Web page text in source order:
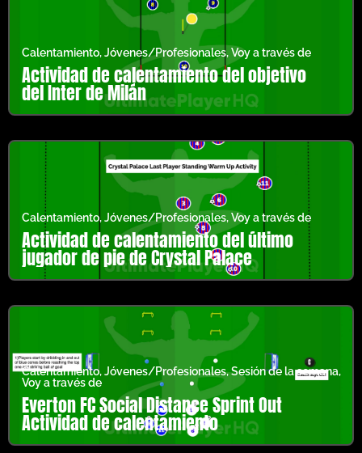
Calentamiento,Jóvenes/Profesionales,Voy a través de
Actividad de calentamiento del objetivo
del Inter de Milán
Calentamiento,Jóvenes/Profesionales,Voy a través de
Actividad de calentamiento del último
jugador de pie de Crystal Palace
Calentamiento,Jóvenes/Profesionales,Sesión de la semana,
Voy a través de
Everton FC Social Distance Sprint Out
Actividad de calentamiento